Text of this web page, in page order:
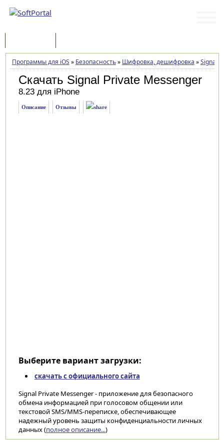
Программы для iOS » Безопасность» Шифровка, дешифровка »Signal
Скачать Signal Private Messenger
8.23 для iPhone
Описание Отзывы
Выберите вариант загрузки:
скачать с официального сайта
Signal Private Messenger - приложение для безопасного
обмена информацией при голосовом общении или
текстовой SMS/MMS-переписке, обеспечивающее
надежный уровень защиты конфиденциальности личных
данных (полное описание...)